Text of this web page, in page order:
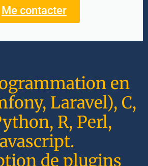
Me contacter
en
Laravel), C,
R, Perl,
de plugins